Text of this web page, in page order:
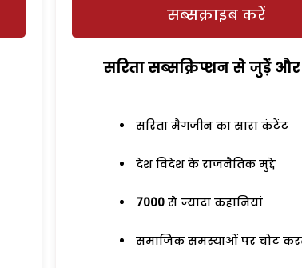
सब्सक्राइब करें
सरिता सब्सक्रिप्शन से जुड़ेें और
सरिता मैगजीन का सारा कंटेंट
देश विदेश के राजनैतिक मुद्दे
7000 से ज्यादा कहानियां
समाजिक समस्याओं पर चोट